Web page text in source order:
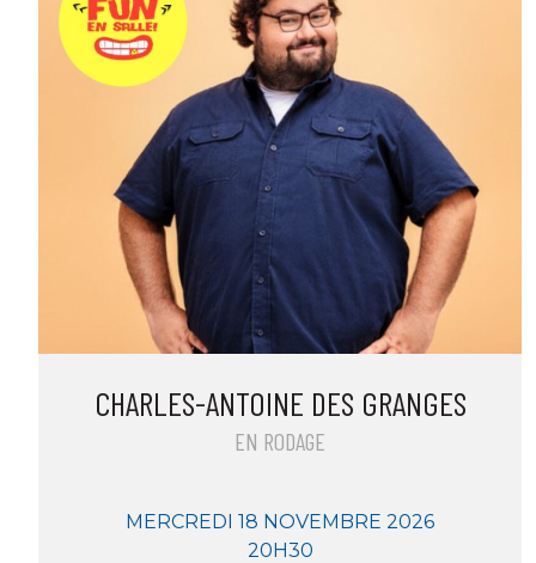
CHARLES-ANTOINE DES GRANGES
EN RODAGE
MERCREDI 18 NOVEMBRE 2026
20H30